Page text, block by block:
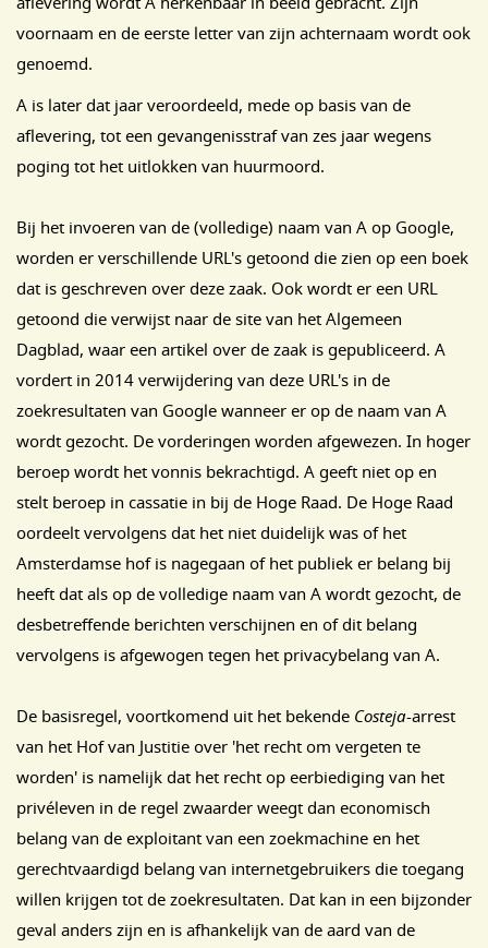
voornaam en de eerste letter van zijn achternaam wordt ook
genoemd.
A is later dat jaar veroordeeld, mede op basis van de
aflevering, tot een gevangenisstraf van zes jaar wegens
poging tot het uitlokken van huurmoord.
Bij het invoeren van de (volledige) naam van A op Google,
worden er verschillende URL's getoond die zien op een boek
dat is geschreven over deze zaak. Ook wordt er een URL
getoond die verwijst naar de site van het Algemeen
Dagblad, waar een artikel over de zaak is gepubliceerd. A
vordert in 2014 verwijdering van deze URL's in de
zoekresultaten van Google wanneer er op de naam van A
wordt gezocht. De vorderingen worden afgewezen. In hoger
beroep wordt het vonnis bekrachtigd. A geeft niet op en
stelt beroep in cassatie in bij de Hoge Raad. De Hoge Raad
oordeelt vervolgens dat het niet duidelijk was of het
Amsterdamse hof is nagegaan of het publiek er belang bij
heeft dat als op de volledige naam van A wordt gezocht, de
desbetreffende berichten verschijnen en of dit belang
vervolgens is afgewogen tegen het privacybelang van A.
De basisregel, voortkomend uit het bekende Costeja-arrest
van het Hof van Justitie over 'het recht om vergeten te
worden' is namelijk dat het recht op eerbiediging van het
privéleven in de regel zwaarder weegt dan economisch
belang van de exploitant van een zoekmachine en het
gerechtvaardigd belang van internetgebruikers die toegang
willen krijgen tot de zoekresultaten. Dat kan in een bijzonder
geval anders zijn en is afhankelijk van de aard van de